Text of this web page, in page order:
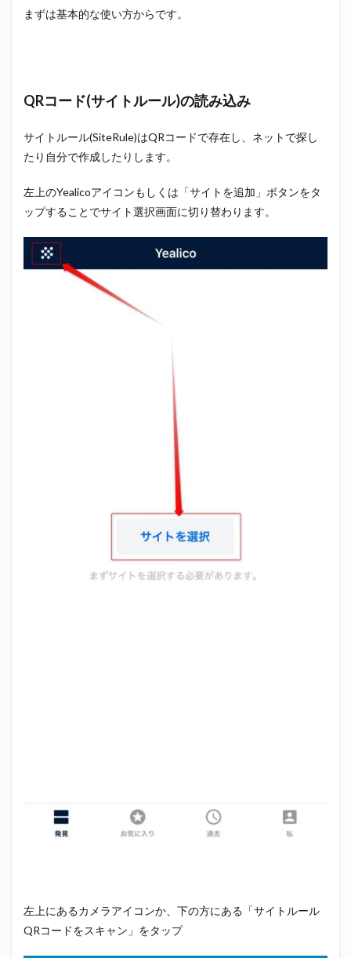
まずは基本的な使い方からです。
QRコード(サイトルール)の読み込み
サイトルール(SiteRule)はQRコードで存在し、ネットで探し
たり自分で作成したりします。
左上のYealicoアイコンもしくは「サイトを追加」ボタンをタ
ップすることでサイト選択画面に切り替わります。
左上にあるカメラアイコンか、下の方にある「サイトルール
QRコードをスキャン」をタップ